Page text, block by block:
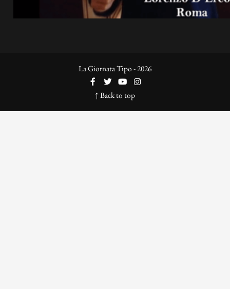
La Giornata Tipo - 2026
↑ Back to top